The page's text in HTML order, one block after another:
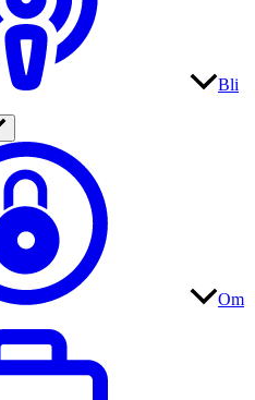
Bli
Om